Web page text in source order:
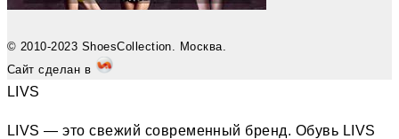
© 2010-2023 ShoesCollection. Москва.
Сайт сделан в
LIVS
LIVS — это свежий современный бренд. Обувь LIVS